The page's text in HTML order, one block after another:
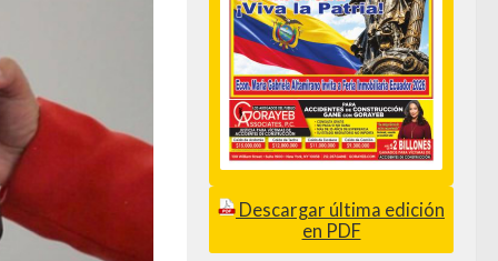
Descargar última edición
en PDF